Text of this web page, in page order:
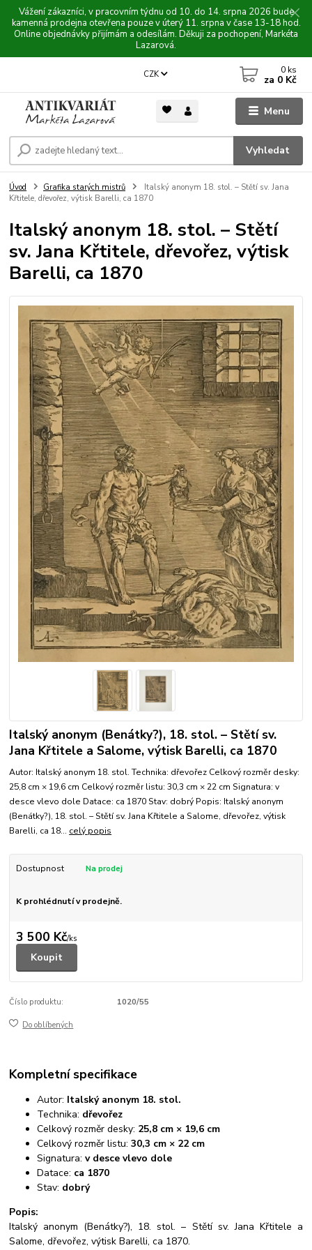
Vážení zákazníci, v pracovním týdnu od 10. do 14. srpna 2026 bude
kamenná prodejna otevřena pouze v úterý 11. srpna v čase 13-18 hod.
Online objednávky přijímám a odesílám. Děkuji za pochopení, Markéta
Lazarová.
Menu
CZK
Vyhledat
0 ks
za 0 Kč
Úvod Grafika starých mistrů
Italský anonym 18. stol. – Stětí sv. Jana
Křtitele, dřevořez, výtisk Barelli, ca 1870
Italský anonym 18. stol. – Stětí
sv. Jana Křtitele, dřevořez, výtisk
Barelli, ca 1870
Italský anonym (Benátky?), 18. stol. – Stětí sv.
Jana Křtitele a Salome, výtisk Barelli, ca 1870
Autor: Italský anonym 18. stol. Technika: dřevořez Celkový rozměr desky:
25,8 cm × 19,6 cm Celkový rozměr listu: 30,3 cm × 22 cm Signatura: v
desce vlevo dole Datace: ca 1870 Stav: dobrý Popis: Italský anonym
(Benátky?), 18. stol. – Stětí sv. Jana Křtitele a Salome, dřevořez, výtisk
Barelli, ca 18... celý popis
Dostupnost
K prohlédnutí v prodejně.
3 500 Kč/ks
Koupit
Číslo produktu: 1020/55
Do oblíbených
Kompletní specifikace
Autor: Italský anonym 18. stol.
Technika: dřevořez
Celkový rozměr desky: 25,8 cm × 19,6 cm
Celkový rozměr listu:30,3 cm × 22 cm
Signatura:v desce vlevo dole
Datace: ca 1870
Stav: dobrý
Popis:
Italský anonym (Benátky?), 18. stol. – Stětí sv. Jana Křtitele a
Salome, dřevořez, výtisk Barelli, ca 1870.